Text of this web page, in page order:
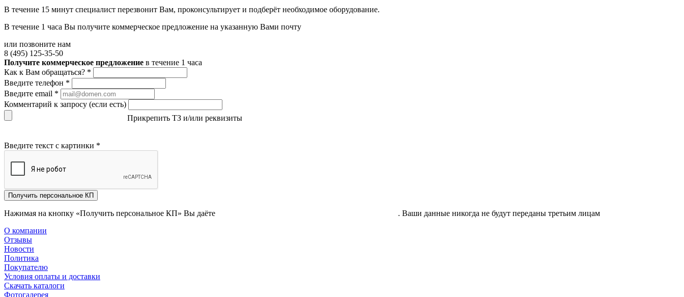
В течение 15 минут специалист перезвонит Вам, проконсультирует и подберёт необходимое оборудование.
В течение 1 часа Вы получите коммерческое предложение на указанную Вами почту
или позвоните нам
8 (495) 125-35-50
Получите коммерческое предложение в течение 1 часа
Как к Вам обращаться? *
Введите телефон *
Введите email *
Комментарий к запросу (если есть)
Прикрепить ТЗ и/или реквизиты
Введите текст с картинки *
Получить персональное КП
Нажимая на кнопку «Получить персональное КП» Вы даёте
. Ваши данные никогда не будут переданы третьим лицам
О компании
Отзывы
Новости
Политика
Покупателю
Условия оплаты и доставки
Скачать каталоги
Фотогалерея